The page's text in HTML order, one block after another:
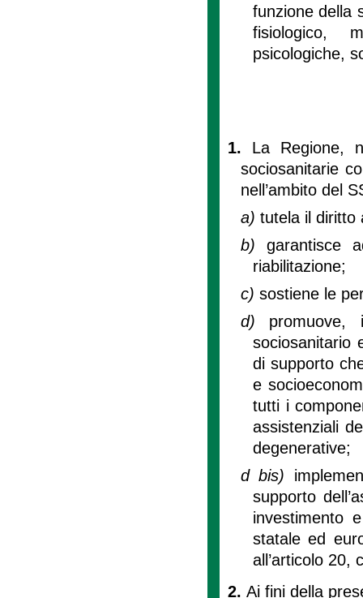
funzione della
fisiologico,
psicologiche,
1. La Regione,
sociosanitarie
nell’ambito del
a) tutela il diritto
b) garantisce
riabilitazione;
c) sostiene le
d) promuove,
sociosanitario
di supporto
e
tutti i
assistenziali
degenerative;
d bis)
supporto
investimento
statale ed
all’articolo 20,
2. Ai fini della